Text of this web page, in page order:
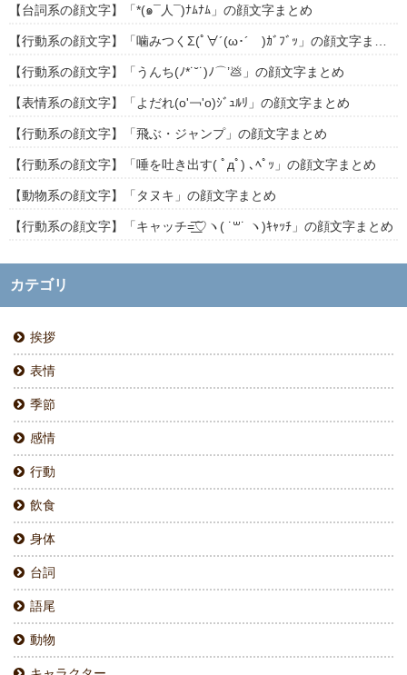
【台詞系の顔文字】「*(๑¯人¯)ﾅﾑﾅﾑ」の顔文字まとめ
【行動系の顔文字】「うんち(ﾉ*˙˘˙)ﾉ⌒’💩」の顔文字まとめ
【表情系の顔文字】「よだれ(о'￢'о)ｼﾞｭﾙﾘ」の顔文字まとめ
【行動系の顔文字】「飛ぶ・ジャンプ」の顔文字まとめ
【行動系の顔文字】「唾を吐き出す( ﾟдﾟ) ､ﾍﾟｯ」の顔文字まとめ
【動物系の顔文字】「タヌキ」の顔文字まとめ
【行動系の顔文字】「キャッチ=͟͟͞͞♡ヽ( ˙꒳​˙ ヽ)ｷｬｯﾁ」の顔文字まとめ
カテゴリ
挨拶
表情
季節
感情
行動
飲食
身体
台詞
語尾
動物